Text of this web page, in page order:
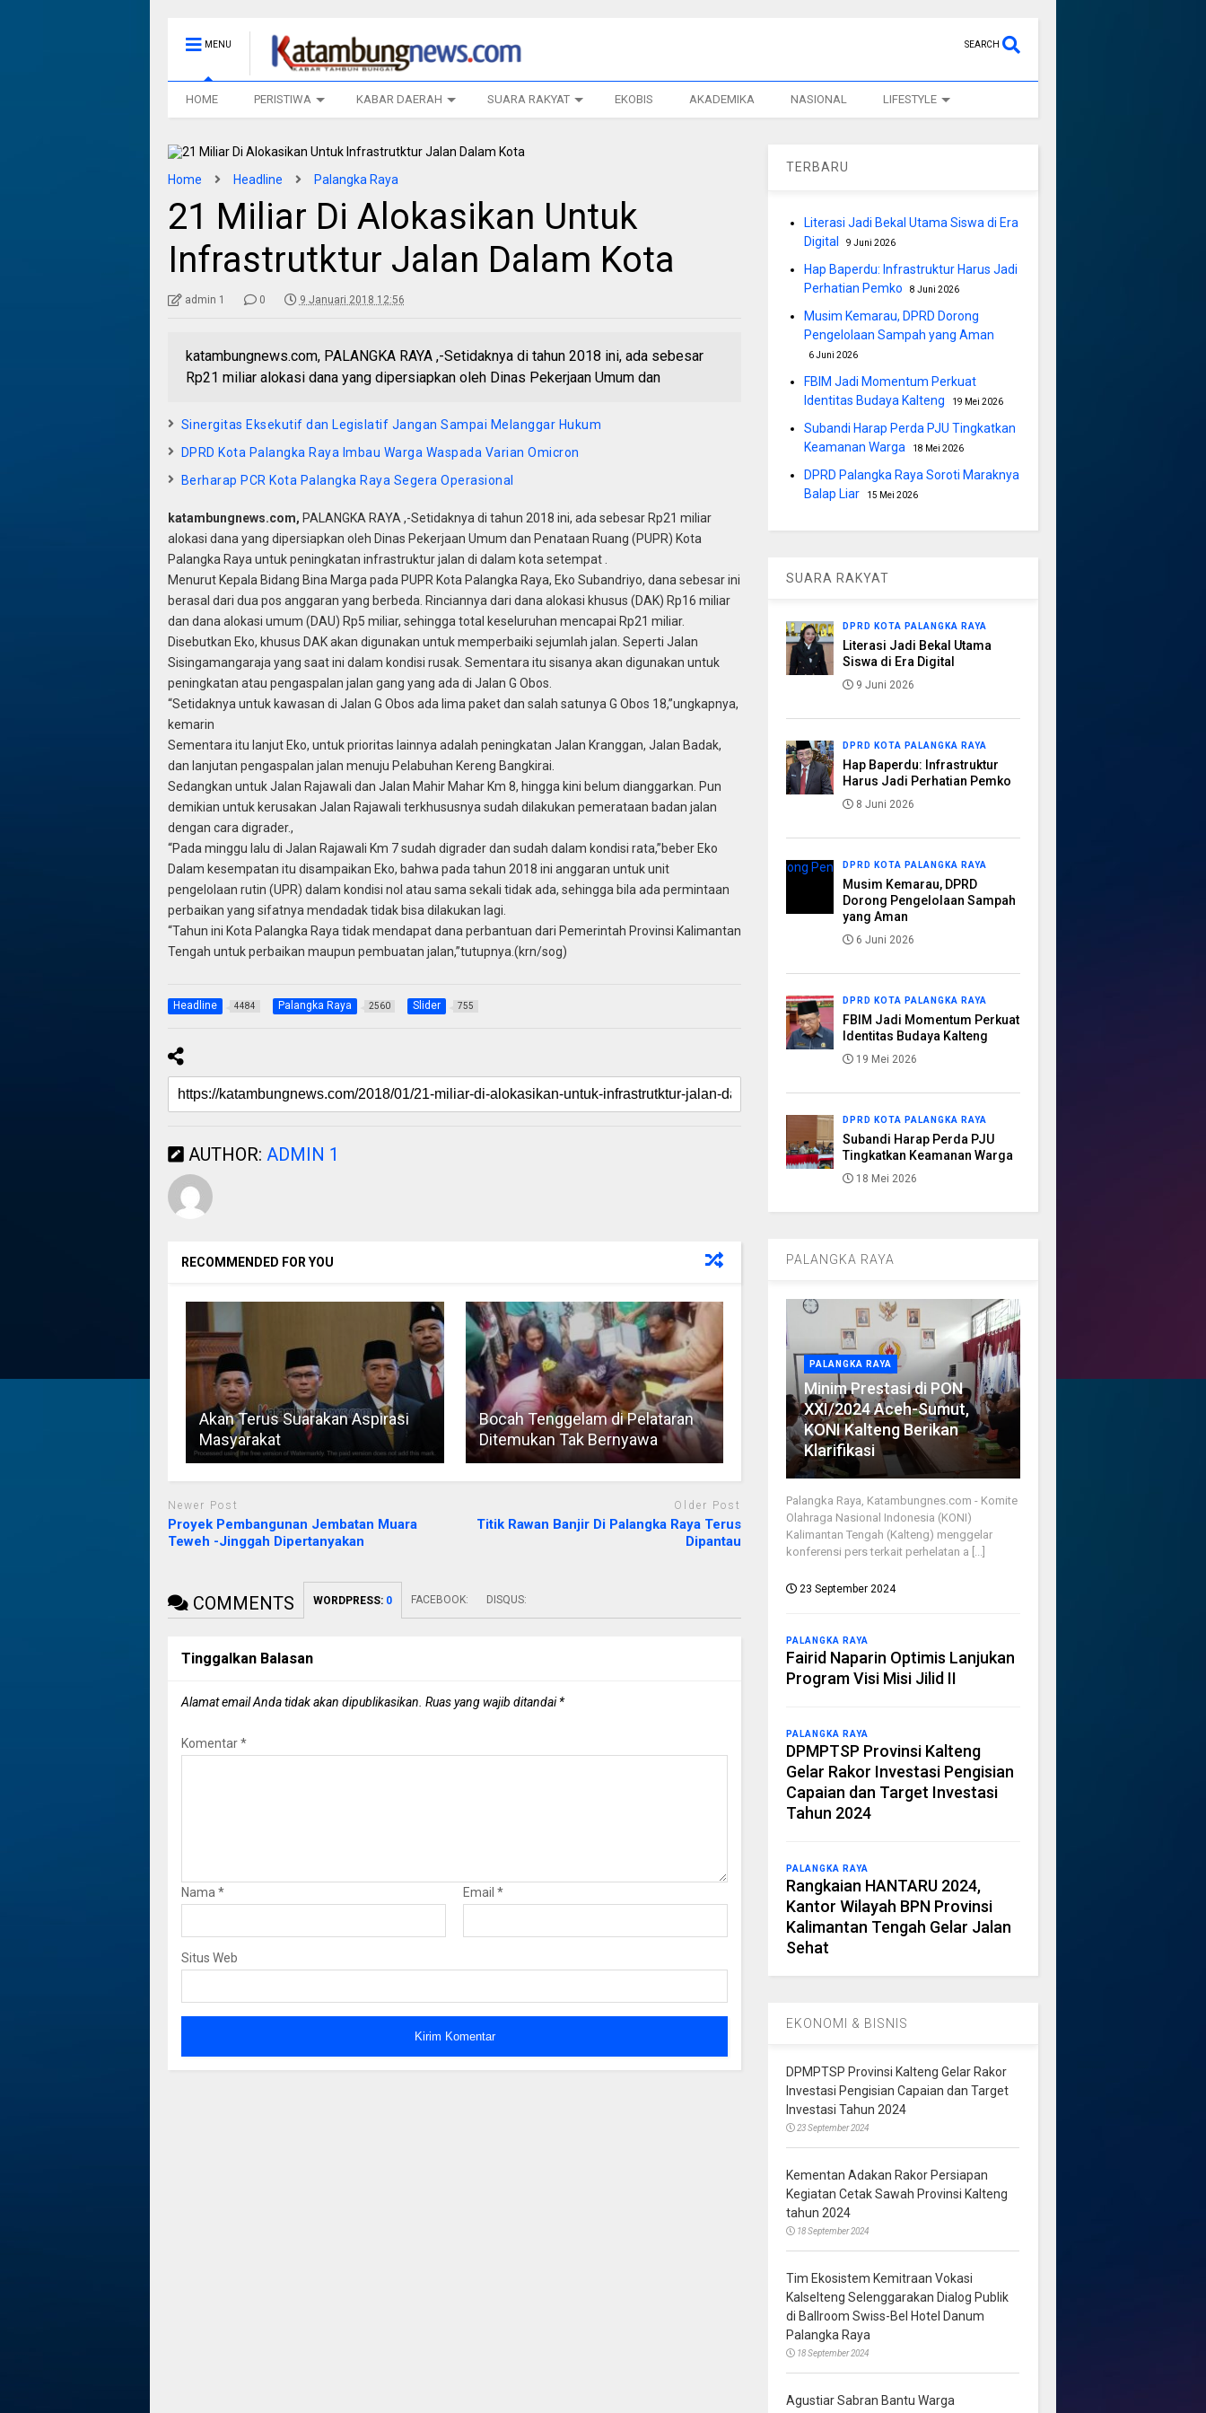
MENU SEARCH
HOME PERISTIWA KABAR DAERAH SUARA RAKYAT EKOBIS AKADEMIKA NASIONAL LIFESTYLE
Home Headline Palangka Raya
21 Miliar Di Alokasikan Untuk
Infrastrutktur Jalan Dalam Kota
admin 1 0 9 Januari 2018 12:56
katambungnews.com, PALANGKA RAYA ,-Setidaknya di tahun 2018 ini, ada sebesar
Rp21 miliar alokasi dana yang dipersiapkan oleh Dinas Pekerjaan Umum dan
Sinergitas Eksekutif dan Legislatif Jangan Sampai Melanggar Hukum
DPRD Kota Palangka Raya Imbau Warga Waspada Varian Omicron
Berharap PCR Kota Palangka Raya Segera Operasional
katambungnews.com, PALANGKA RAYA ,-Setidaknya di tahun 2018 ini, ada sebesar Rp21 miliar
alokasi dana yang dipersiapkan oleh Dinas Pekerjaan Umum dan Penataan Ruang (PUPR) Kota
Palangka Raya untuk peningkatan infrastruktur jalan di dalam kota setempat .
Menurut Kepala Bidang Bina Marga pada PUPR Kota Palangka Raya, Eko Subandriyo, dana sebesar ini
berasal dari dua pos anggaran yang berbeda. Rinciannya dari dana alokasi khusus (DAK) Rp16 miliar
dan dana alokasi umum (DAU) Rp5 miliar, sehingga total keseluruhan mencapai Rp21 miliar.
Disebutkan Eko, khusus DAK akan digunakan untuk memperbaiki sejumlah jalan. Seperti Jalan
Sisingamangaraja yang saat ini dalam kondisi rusak. Sementara itu sisanya akan digunakan untuk
peningkatan atau pengaspalan jalan gang yang ada di Jalan G Obos.
“Setidaknya untuk kawasan di Jalan G Obos ada lima paket dan salah satunya G Obos 18,”ungkapnya,
kemarin
Sementara itu lanjut Eko, untuk prioritas lainnya adalah peningkatan Jalan Kranggan, Jalan Badak,
dan lanjutan pengaspalan jalan menuju Pelabuhan Kereng Bangkirai.
Sedangkan untuk Jalan Rajawali dan Jalan Mahir Mahar Km 8, hingga kini belum dianggarkan. Pun
demikian untuk kerusakan Jalan Rajawali terkhususnya sudah dilakukan pemerataan badan jalan
dengan cara digrader.,
“Pada minggu lalu di Jalan Rajawali Km 7 sudah digrader dan sudah dalam kondisi rata,”beber Eko
Dalam kesempatan itu disampaikan Eko, bahwa pada tahun 2018 ini anggaran untuk unit
pengelolaan rutin (UPR) dalam kondisi nol atau sama sekali tidak ada, sehingga bila ada permintaan
perbaikan yang sifatnya mendadak tidak bisa dilakukan lagi.
“Tahun ini Kota Palangka Raya tidak mendapat dana perbantuan dari Pemerintah Provinsi Kalimantan
Tengah untuk perbaikan maupun pembuatan jalan,”tutupnya.(krn/sog)
Headline 4484 Palangka Raya 2560 Slider 755
AUTHOR: ADMIN 1
RECOMMENDED FOR YOU
Akan Terus Suarakan Aspirasi
Masyarakat
Bocah Tenggelam di Pelataran
Ditemukan Tak Bernyawa
Newer Post
Proyek Pembangunan Jembatan Muara
Teweh -Jinggah Dipertanyakan
Older Post
Titik Rawan Banjir Di Palangka Raya Terus
Dipantau
COMMENTS WORDPRESS: 0 FACEBOOK: DISQUS:
Tinggalkan Balasan
Alamat email Anda tidak akan dipublikasikan. Ruas yang wajib ditandai*
Komentar*
Nama * Email *
Situs Web
TERBARU
Literasi Jadi Bekal Utama Siswa di Era
Digital
9 Juni 2026
Hap Baperdu: Infrastruktur Harus Jadi
Perhatian Pemko
8 Juni 2026
Musim Kemarau, DPRD Dorong
Pengelolaan Sampah yang Aman
6 Juni 2026
FBIM Jadi Momentum Perkuat
Identitas Budaya Kalteng
19 Mei 2026
Subandi Harap Perda PJU Tingkatkan
Keamanan Warga
18 Mei 2026
DPRD Palangka Raya Soroti Maraknya
Balap Liar
15 Mei 2026
SUARA RAKYAT
DPRD KOTA PALANGKA RAYA
Literasi Jadi Bekal Utama
Siswa di Era Digital
9 Juni 2026
DPRD KOTA PALANGKA RAYA
Hap Baperdu: Infrastruktur
Harus Jadi Perhatian Pemko
8 Juni 2026
DPRD KOTA PALANGKA RAYA
Musim Kemarau, DPRD
Dorong Pengelolaan Sampah
yang Aman
6 Juni 2026
DPRD KOTA PALANGKA RAYA
FBIM Jadi Momentum Perkuat
Identitas Budaya Kalteng
19 Mei 2026
DPRD KOTA PALANGKA RAYA
Subandi Harap Perda PJU
Tingkatkan Keamanan Warga
18 Mei 2026
PALANGKA RAYA
PALANGKA RAYA
Minim Prestasi di PON
XXI/2024 Aceh-Sumut,
KONI Kalteng Berikan
Klarifikasi
Palangka Raya, Katambungnes.com - Komite
Olahraga Nasional Indonesia (KONI)
Kalimantan Tengah (Kalteng) menggelar
konferensi pers terkait perhelatan a [...]
23 September 2024
PALANGKA RAYA
Fairid Naparin Optimis Lanjukan
Program Visi Misi Jilid II
PALANGKA RAYA
DPMPTSP Provinsi Kalteng
Gelar Rakor Investasi Pengisian
Capaian dan Target Investasi
Tahun 2024
PALANGKA RAYA
Rangkaian HANTARU 2024,
Kantor Wilayah BPN Provinsi
Kalimantan Tengah Gelar Jalan
Sehat
EKONOMI & BISNIS
DPMPTSP Provinsi Kalteng Gelar Rakor
Investasi Pengisian Capaian dan Target
Investasi Tahun 2024
23 September 2024
Kementan Adakan Rakor Persiapan
Kegiatan Cetak Sawah Provinsi Kalteng
tahun 2024
18 September 2024
Tim Ekosistem Kemitraan Vokasi
Kalselteng Selenggarakan Dialog Publik
di Ballroom Swiss-Bel Hotel Danum
Palangka Raya
18 September 2024
Agustiar Sabran Bantu Warga